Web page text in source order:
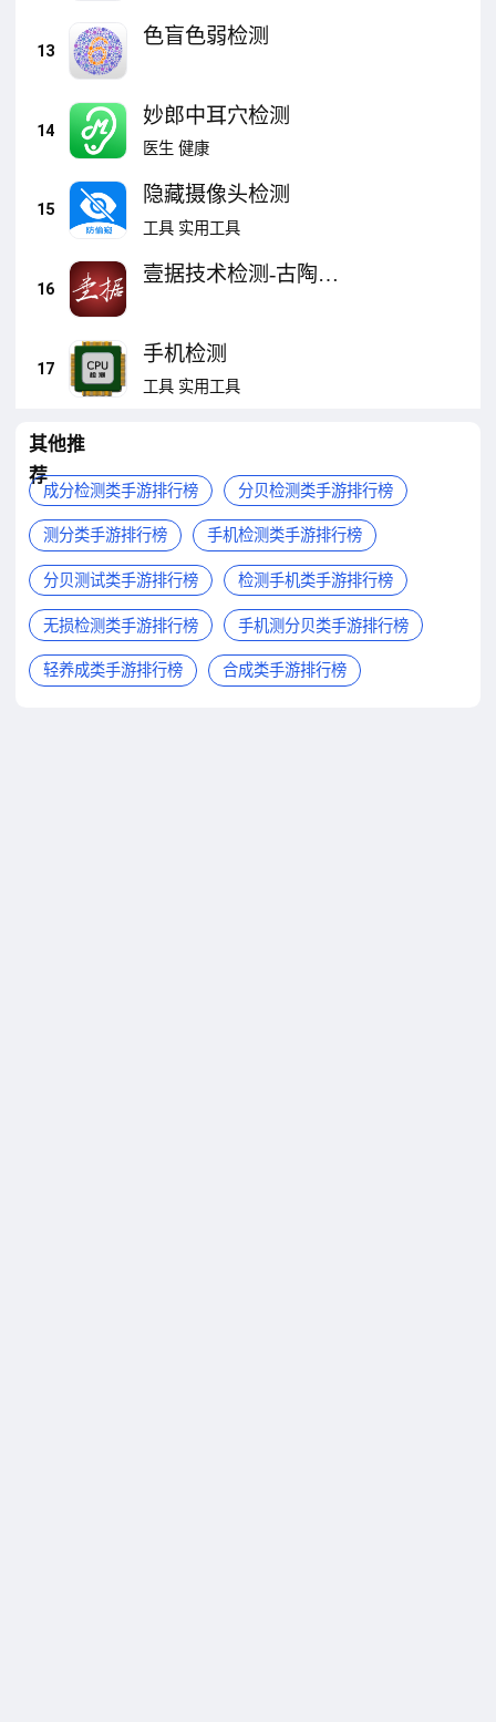
13
色盲色弱检测
14
妙郎中耳穴检测
医生 健康
15
隐藏摄像头检测
工具 实用工具
16
壹据技术检测-古陶瓷
17
手机检测
工具 实用工具
其他推
荐
成分检测类手游排行榜 分贝检测类手游排行榜
测分类手游排行榜 手机检测类手游排行榜
分贝测试类手游排行榜 检测手机类手游排行榜
无损检测类手游排行榜 手机测分贝类手游排行榜
轻养成类手游排行榜 合成类手游排行榜